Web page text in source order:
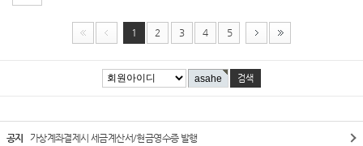
1 2 3 4 5
공지 가상계좌결제시 세금계산서/현금영수증 발행